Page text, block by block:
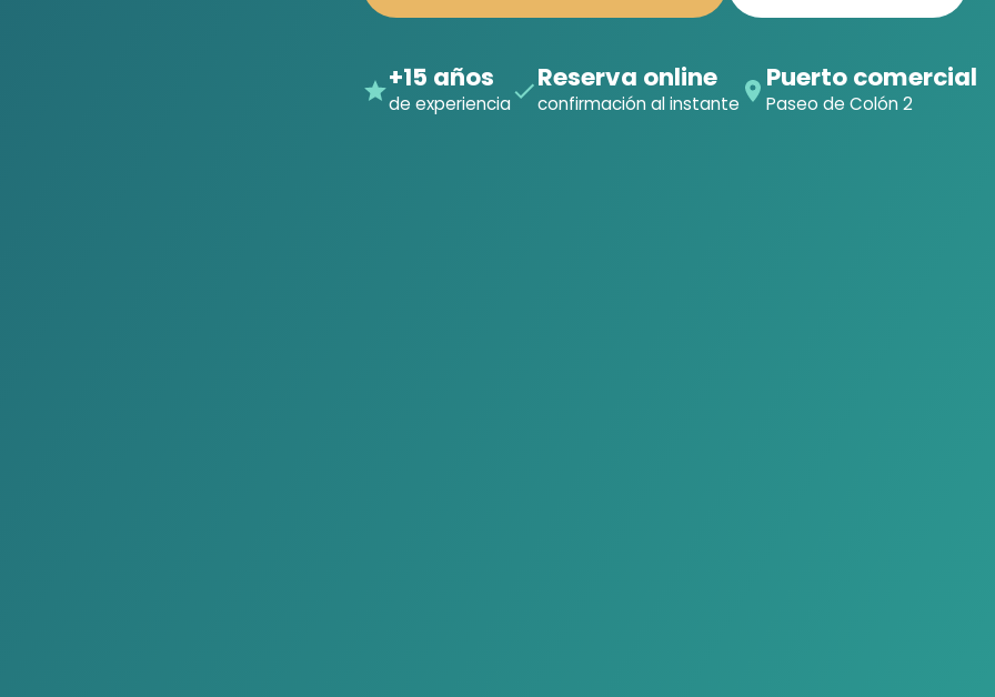
+15 años
de experiencia
Reserva online
confirmación al instante
Puerto comercial
Paseo de Colón 2